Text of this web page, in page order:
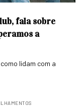
fala sobre
a
lidam com a